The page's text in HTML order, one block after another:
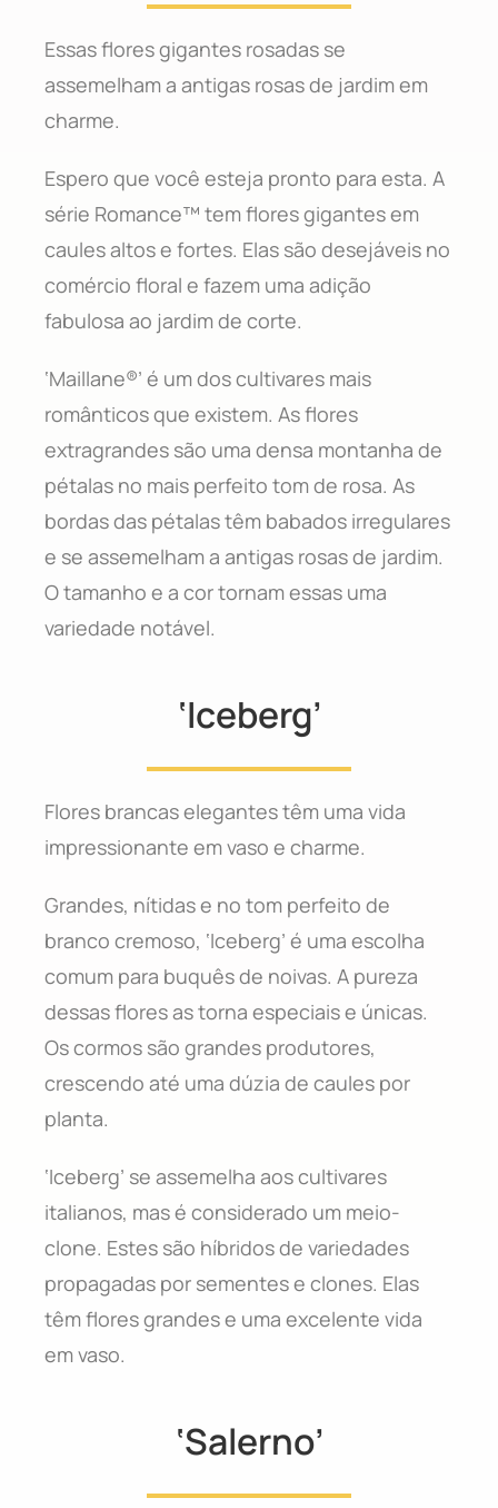
Essas flores gigantes rosadas se
assemelham a antigas rosas de jardim em
charme.
Espero que você esteja pronto para esta. A
série Romance™ tem flores gigantes em
caules altos e fortes. Elas são desejáveis no
comércio floral e fazem uma adição
fabulosa ao jardim de corte.
‘Maillane®’ é um dos cultivares mais
românticos que existem. As flores
extragrandes são uma densa montanha de
pétalas no mais perfeito tom de rosa. As
bordas das pétalas têm babados irregulares
e se assemelham a antigas rosas de jardim.
O tamanho e a cor tornam essas uma
variedade notável.
‘Iceberg’
Flores brancas elegantes têm uma vida
impressionante em vaso e charme.
Grandes, nítidas e no tom perfeito de
branco cremoso, ‘Iceberg’ é uma escolha
comum para buquês de noivas. A pureza
dessas flores as torna especiais e únicas.
Os cormos são grandes produtores,
crescendo até uma dúzia de caules por
planta.
‘Iceberg’ se assemelha aos cultivares
italianos, mas é considerado um meio-
clone. Estes são híbridos de variedades
propagadas por sementes e clones. Elas
têm flores grandes e uma excelente vida
em vaso.
‘Salerno’